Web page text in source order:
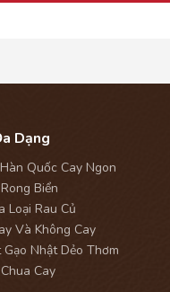
Dạng
Quốc Cay Ngon
Biển
Loại Rau Củ
Và Không Cay
Nhật Dẻo Thơm
Cay